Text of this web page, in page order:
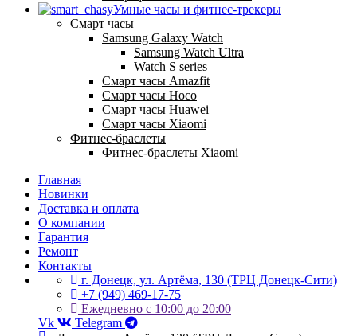
Умные часы и фитнес-трекеры
Смарт часы
Samsung Galaxy Watch
Samsung Watch Ultra
Watch S series
Смарт часы Amazfit
Смарт часы Hoco
Смарт часы Huawei
Смарт часы Xiaomi
Фитнес-браслеты
Фитнес-браслеты Xiaomi
Главная
Новинки
Доставка и оплата
О компании
Гарантия
Ремонт
Контакты
г. Донецк, ул. Артёма, 130 (ТРЦ Донецк-Сити)
+7 (949) 469-17-75
Ежедневно с 10:00 до 20:00
Vk
Telegram